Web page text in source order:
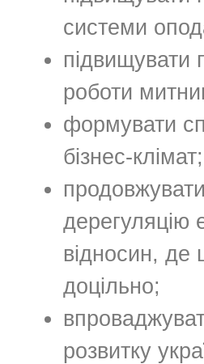
системи
підвищувати
роботи
формувати
бізнес-клімат;
продовжувати
дерегуляцію
відносин, де
доцільно;
розвитку